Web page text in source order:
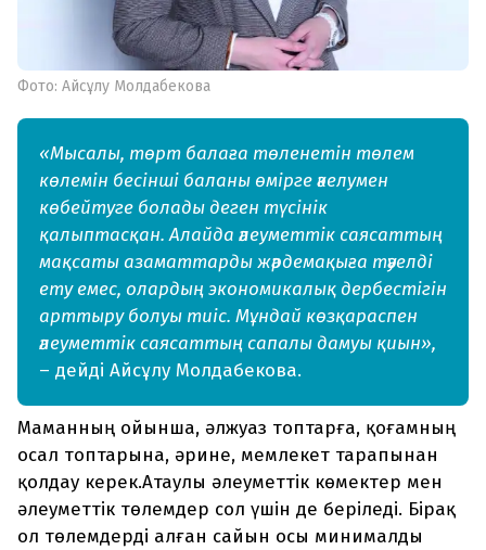
Фото: Айсұлу Молдабекова
«Мысалы, төрт балаға төленетін төлем
көлемін бесінші баланы өмірге әкелумен
көбейтуге болады деген түсінік
қалыптасқан. Алайда әлеуметтік саясаттың
мақсаты азаматтарды жәрдемақыға тәуелді
ету емес, олардың экономикалық дербестігін
арттыру болуы тиіс. Мұндай көзқараспен
әлеуметтік саясаттың сапалы дамуы қиын»,
– дейді Айсұлу Молдабекова.
Маманның ойынша, әлжуаз топтарға, қоғамның
осал топтарына, әрине, мемлекет тарапынан
қолдау керек.Атаулы әлеуметтік көмектер мен
әлеуметтік төлемдер сол үшін де беріледі. Бірақ
ол төлемдерді алған сайын осы минималды